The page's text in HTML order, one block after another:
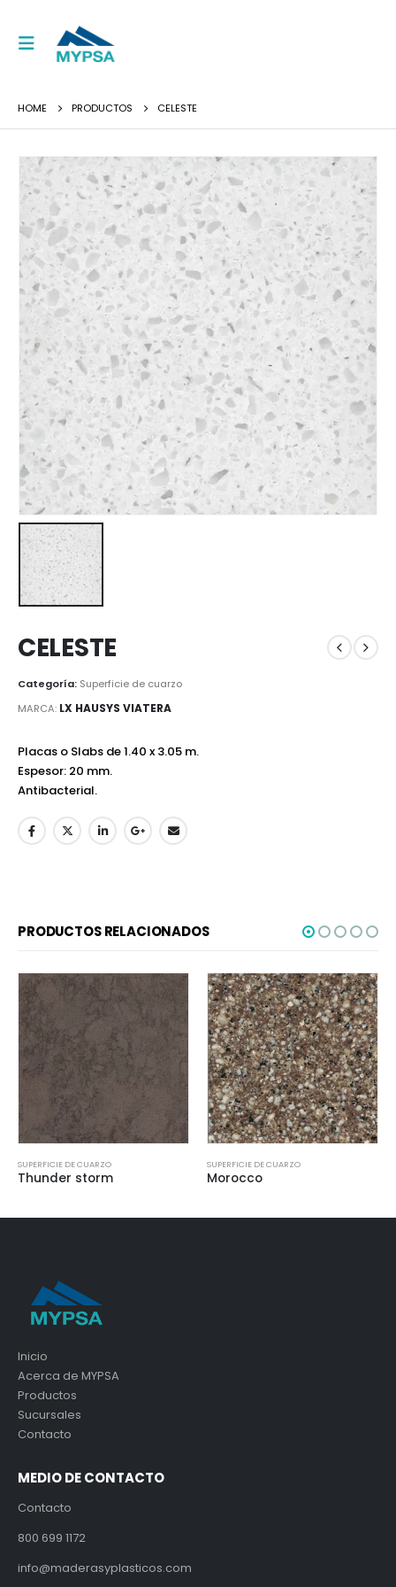
HOME PRODUCTOS CELESTE
CELESTE
Categoría: Superficie de cuarzo
MARCA: LX HAUSYS VIATERA
Placas o Slabs de 1.40 x 3.05 m.
Espesor: 20 mm.
Antibacterial.
PRODUCTOS RELACIONADOS
SUPERFICIE DE CUARZO
Thunder storm
SUPERFICIE DE CUARZO
Morocco
Inicio
Acerca de MYPSA
Productos
Sucursales
Contacto
MEDIO DE CONTACTO
Contacto
800 699 1172
info@maderasyplasticos.com